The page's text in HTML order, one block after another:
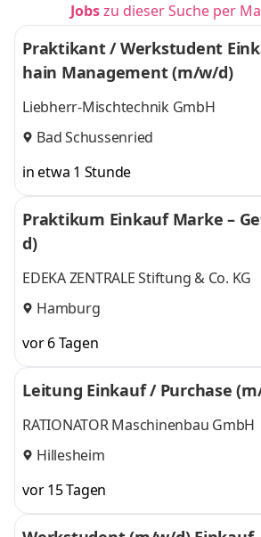
Jobszu dieser Suche per
Praktikant / Werkstudent
hain Management (m/w/d)
Liebherr-Mischtechnik GmbH
Bad Schussenried
in etwa 1 Stunde
Praktikum Einkauf Marke –
d)
EDEKA ZENTRALE Stiftung & Co. KG
Hamburg
vor 6 Tagen
Leitung Einkauf / Purchase
RATIONATOR Maschinenbau GmbH
Hillesheim
vor 15 Tagen